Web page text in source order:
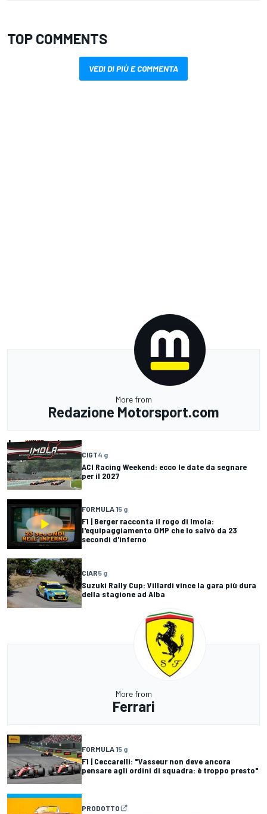
TOP COMMENTS
VEDI DI PIÙ E COMMENTA
More from
Redazione Motorsport.com
CIGT4 g
ACI Racing Weekend: ecco le date da segnare
per il 2027
FORMULA 15 g
F1 | Berger racconta il rogo di Imola:
l'equipaggiamento OMP che lo salvò da 23
secondi d'inferno
CIAR5 g
Suzuki Rally Cup: Villardi vince la gara più dura
della stagione ad Alba
More from
Ferrari
FORMULA 15 g
F1 | Ceccarelli: "Vasseur non deve ancora
pensare agli ordini di squadra: è troppo presto"
PRODOTTO